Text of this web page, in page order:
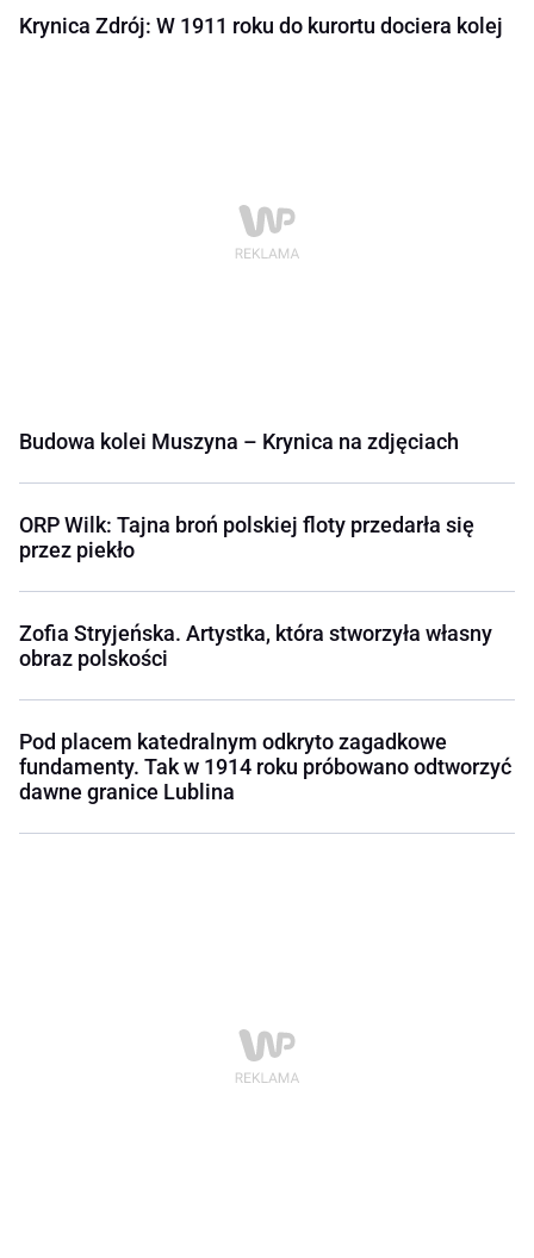
Krynica Zdrój: W 1911 roku do kurortu dociera kolej
Budowa kolei Muszyna – Krynica na zdjęciach
ORP Wilk: Tajna broń polskiej floty przedarła się
przez piekło
Zofia Stryjeńska. Artystka, która stworzyła własny
obraz polskości
Pod placem katedralnym odkryto zagadkowe
fundamenty. Tak w 1914 roku próbowano odtworzyć
dawne granice Lublina